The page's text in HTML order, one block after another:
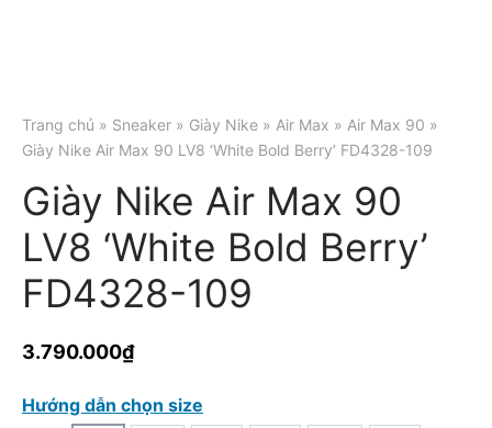
Trang chủ » Sneaker » Giày Nike » Air Max » Air Max 90 »
Giày Nike Air Max 90 LV8 ‘White Bold Berry’ FD4328-109
Giày Nike Air Max 90
LV8 ‘White Bold Berry’
FD4328-109
3.790.000₫
Hướng dẫn chọn size